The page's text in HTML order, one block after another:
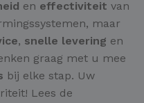
en effectiviteit van
maar
, snelle levering en
graag met u mee
bij elke stap. Uw
Lees de